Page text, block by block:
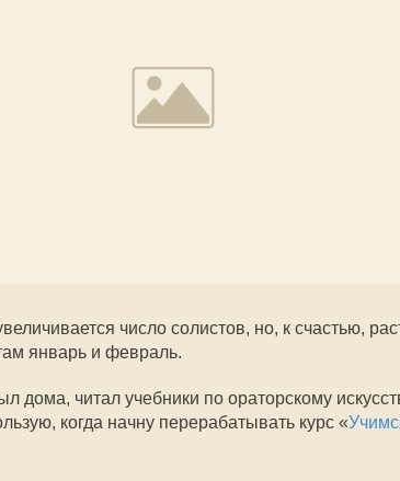
число солистов, но, к счастью,
январь и февраль.
дома, читал учебники по ораторскому
когда начну перерабатывать курс «